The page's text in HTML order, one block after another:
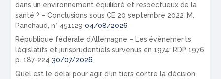
dans un environnement équilibré et respectueux de la
santé ? – Conclusions sous CE 20 septembre 2022, M.
Panchaud, n° 451129 04/08/2026
République fédérale d’Allemagne – Les évènements
législatifs et jurisprudentiels survenus en 1974: RDP 1976
p. 187-224 30/07/2026
Quel est le délai pour agir d’un tiers contre la décision